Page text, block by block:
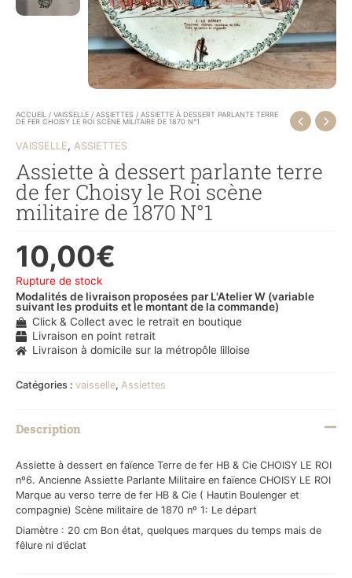
ACCUEIL / VAISSELLE / ASSIETTES / ASSIETTE À DESSERT PARLANTE TERRE
DE FER CHOISY LE ROI SCÈNE MILITAIRE DE 1870 N°1
VAISSELLE, ASSIETTES
Assiette à dessert parlante terre
de fer Choisy le Roi scène
militaire de 1870 N°1
10,00€
Rupture de stock
Modalités de livraison proposées par L'Atelier W (variable
suivant les produits et le montant de la commande)
Click & Collect avec le retrait en boutique
Livraison en point retrait
Livraison à domicile sur la métropôle lilloise
Catégories : vaisselle, Assiettes
Description
Assiette à dessert en faïence Terre de fer HB & Cie CHOISY LE ROI
nº6. Ancienne Assiette Parlante Militaire en faïence CHOISY LE ROI
Marque au verso terre de fer HB & Cie ( Hautin Boulenger et
compagnie) Scène militaire de 1870 nº 1: Le départ
Diamètre : 20 cm Bon état, quelques marques du temps mais de
fêlure ni d’éclat